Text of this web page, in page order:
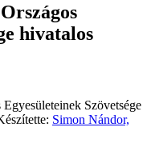
hivatalos
Szövetsége
Simon Nándor,